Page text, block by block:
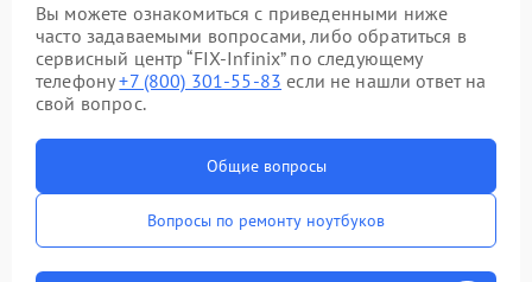
Вы можете ознакомиться с приведенными ниже
часто задаваемыми вопросами, либо обратиться в
сервисный центр “FIX-Infinix” по следующему
телефону+7 (800) 301-55-83 если не нашли ответ на
свой вопрос.
Общие вопросы
Вопросы по ремонту ноутбуков